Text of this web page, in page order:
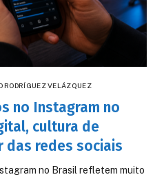
RODRÍGUEZ VELÁZQUEZ
no Instagram no
cultura de
das redes sociais
no Brasil refletem muito